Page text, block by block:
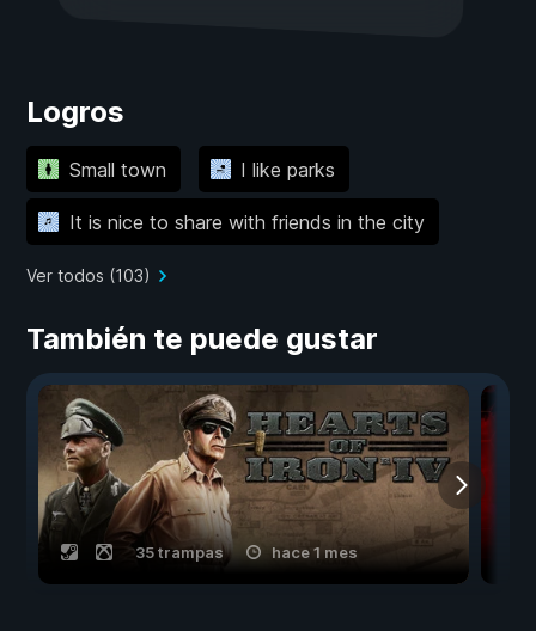
Logros
Small town I like parks
It is nice to share with friends in the city
Ver todos (103)
También te puede gustar
35 trampas hace 1 mes